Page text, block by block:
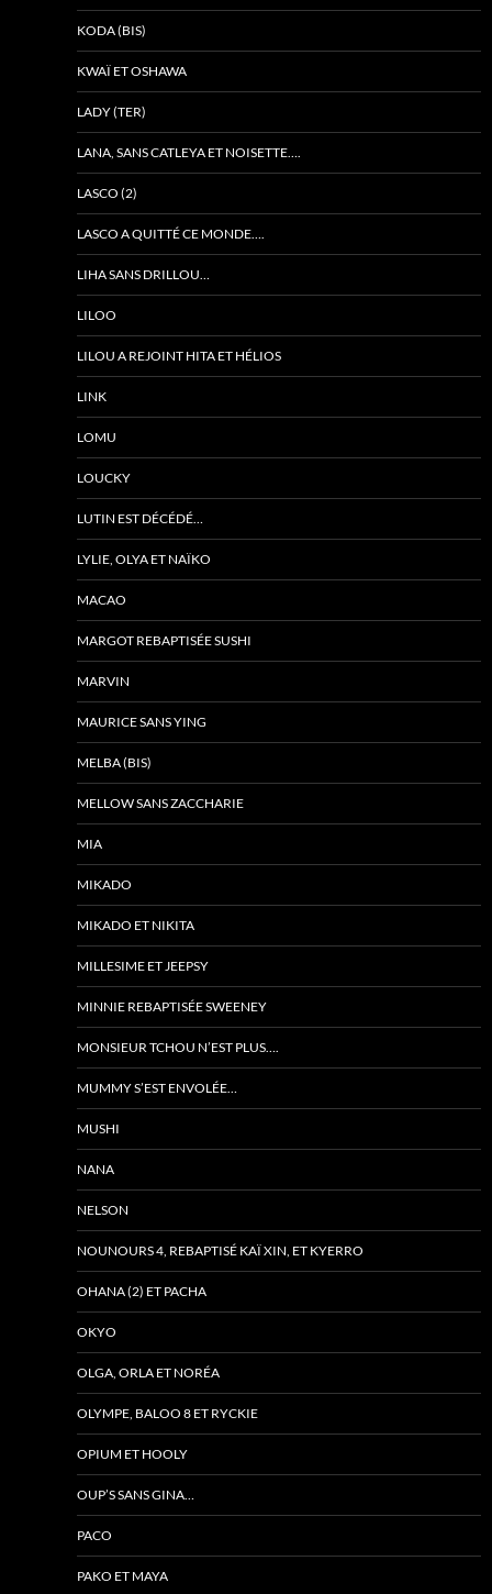
KODA (BIS)
KWAÏ ET OSHAWA
LADY (TER)
LANA, SANS CATLEYA ET NOISETTE….
LASCO (2)
LASCO A QUITTÉ CE MONDE….
LIHA SANS DRILLOU…
LILOO
LILOU A REJOINT HITA ET HÉLIOS
LINK
LOMU
LOUCKY
LUTIN EST DÉCÉDÉ…
LYLIE, OLYA ET NAÏKO
MACAO
MARGOT REBAPTISÉE SUSHI
MARVIN
MAURICE SANS YING
MELBA (BIS)
MELLOW SANS ZACCHARIE
MIA
MIKADO
MIKADO ET NIKITA
MILLESIME ET JEEPSY
MINNIE REBAPTISÉE SWEENEY
MONSIEUR TCHOU N’EST PLUS….
MUMMY S’EST ENVOLÉE…
MUSHI
NANA
NELSON
NOUNOURS 4, REBAPTISÉ KAÏ XIN, ET KYERRO
OHANA (2) ET PACHA
OKYO
OLGA, ORLA ET NORÉA
OLYMPE, BALOO 8 ET RYCKIE
OPIUM ET HOOLY
OUP’S SANS GINA…
PACO
PAKO ET MAYA